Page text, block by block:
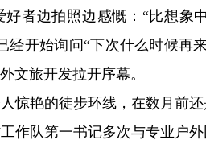
者边拍照边感慨：“比想象
经开始询问“下次什么时候再
文旅开发拉开序幕。
惊艳的徒步环线，在数月前
作队第一书记多次与专业户